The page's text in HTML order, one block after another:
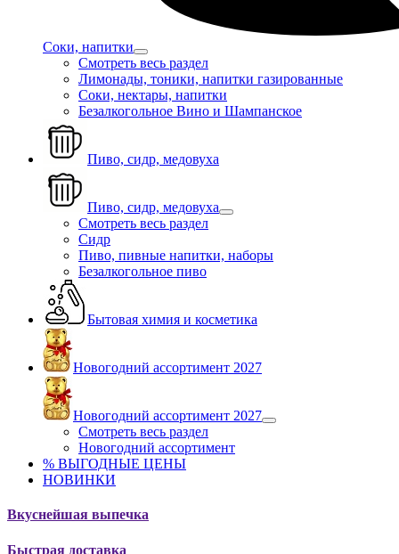
Соки, напитки
Смотреть весь раздел
Лимонады, тоники, напитки газированные
Соки, нектары, напитки
Безалкогольное Вино и Шампанское
Пиво, сидр, медовуха
Пиво, сидр, медовуха
Смотреть весь раздел
Сидр
Пиво, пивные напитки, наборы
Безалкогольное пиво
Бытовая химия и косметика
Новогодний ассортимент 2027
Новогодний ассортимент 2027
Смотреть весь раздел
Новогодний ассортимент
% ВЫГОДНЫЕ ЦЕНЫ
НОВИНКИ
Вкуснейшая выпечка
Быстрая доставка